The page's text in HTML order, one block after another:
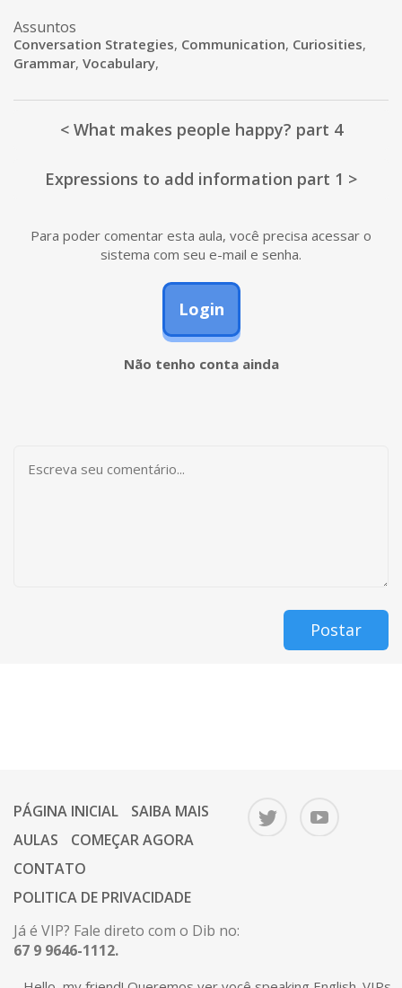
Assuntos
Conversation Strategies, Communication, Curiosities,
Grammar, Vocabulary,
< What makes people happy? part 4
Expressions to add information part 1 >
Para poder comentar esta aula, você precisa acessar o
sistema com seu e-mail e senha.
Login
Não tenho conta ainda
Postar
PÁGINA INICIAL
SAIBA MAIS
AULAS
COMEÇAR AGORA
CONTATO
POLITICA DE PRIVACIDADE
Já é VIP? Fale direto com o Dib no:
67 9 9646-1112.